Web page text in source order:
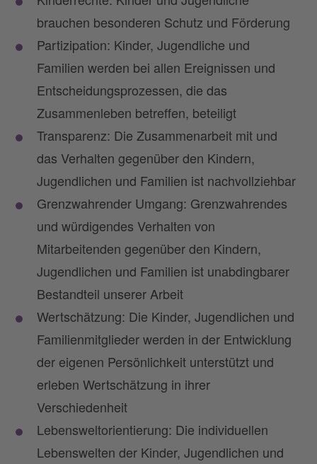
brauchen besonderen Schutz und Förderung
Partizipation: Kinder, Jugendliche und
Familien werden bei allen Ereignissen und
Entscheidungsprozessen, die das
Zusammenleben betreffen, beteiligt
Transparenz: Die Zusammenarbeit mit und
das Verhalten gegenüber den Kindern,
Jugendlichen und Familien ist nachvollziehbar
Grenzwahrender Umgang: Grenzwahrendes
und würdigendes Verhalten von
Mitarbeitenden gegenüber den Kindern,
Jugendlichen und Familien ist unabdingbarer
Bestandteil unserer Arbeit
Wertschätzung: Die Kinder, Jugendlichen und
Familienmitglieder werden in der Entwicklung
der eigenen Persönlichkeit unterstützt und
erleben Wertschätzung in ihrer
Verschiedenheit
Lebensweltorientierung: Die individuellen
Lebenswelten der Kinder, Jugendlichen und